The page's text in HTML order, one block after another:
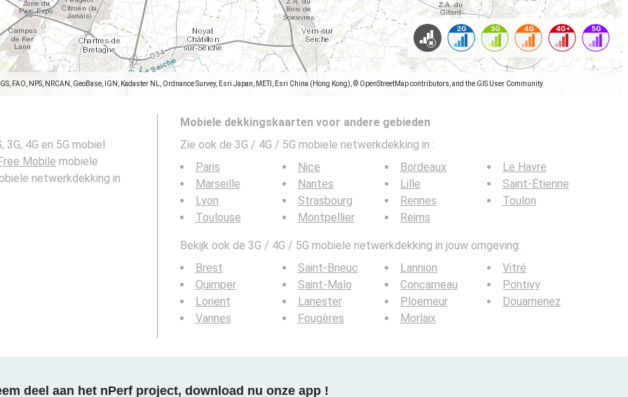
FAO, NPS, NRCAN, GeoBase, IGN, Kadaster NL, Ordnance Survey, Esri Japan, METI, Esri China (Hong Kong), © OpenStreetMap contributors, and the GIS User Community
4G en 5G mobiel
Mobile mobiele
netwerkdekking in
Mobiele dekkingskaarten voor andere gebieden
Zie ook de 3G / 4G / 5G mobiele netwerkdekking in :
Paris
Marseille
Lyon
Toulouse
Nice
Nantes
Strasbourg
Montpellier
Bordeaux
Lille
Rennes
Reims
Le Havre
Saint-Étienne
Toulon
Bekijk ook de 3G / 4G / 5G mobiele netwerkdekking in jouw omgeving:
Brest
Quimper
Lorient
Vannes
Saint-Brieuc
Saint-Malo
Lanester
Fougères
Lannion
Concarneau
Ploemeur
Morlaix
Vitré
Pontivy
Douarnenez
deel aan het nPerf project, download nu onze app !